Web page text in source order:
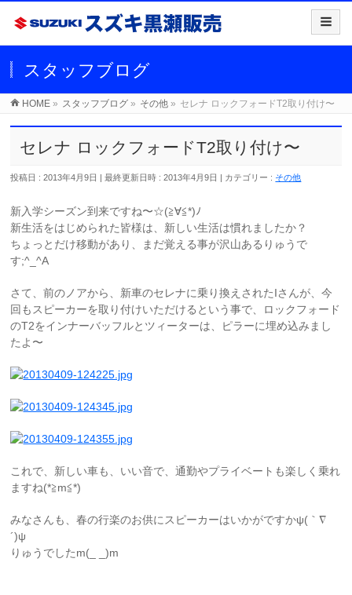
スタッフブログ
HOME » スタッフブログ » その他 » セレナ ロックフォードT2取り付け〜
セレナ ロックフォードT2取り付け〜
投稿日 : 2013年4月9日 最終更新日時 : 2013年4月9日 カテゴリー : その他
新入学シーズン到来ですね〜☆(≧∀≦*)ﾉ
新生活をはじめられた皆様は、新しい生活は慣れましたか？
ちょっとだけ移動があり、まだ覚える事が沢山あるりゅうで
す;^_^A
さて、前のノアから、新車のセレナに乗り換えされたIさんが、今
回もスピーカーを取り付けいただけるという事で、ロックフォード
のT2をインナーバッフルとツィーターは、ピラーに埋め込みまし
たよ〜
これで、新しい車も、いい音で、通勤やプライベートも楽しく乗れ
ますね(*≧m≦*)
みなさんも、春の行楽のお供にスピーカーはいかがですかψ(｀∇
´)ψ
りゅうでしたm(_ _)m